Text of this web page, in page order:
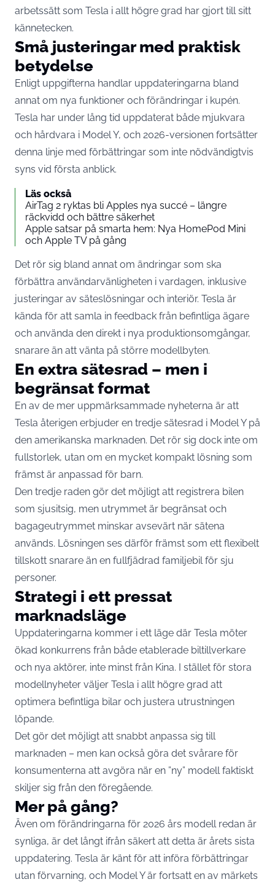
arbetssätt som Tesla i allt högre grad har gjort till sitt
kännetecken.
Små justeringar med praktisk
betydelse
Enligt uppgifterna handlar uppdateringarna bland
annat om nya funktioner och förändringar i kupén.
Tesla har under lång tid uppdaterat både mjukvara
och hårdvara i Model Y, och 2026-versionen fortsätter
denna linje med förbättringar som inte nödvändigtvis
syns vid första anblick.
Läs också
AirTag 2 ryktas bli Apples nya succé – längre
räckvidd och bättre säkerhet
Apple satsar på smarta hem: Nya HomePod Mini
och Apple TV på gång
Det rör sig bland annat om ändringar som ska
förbättra användarvänligheten i vardagen, inklusive
justeringar av säteslösningar och interiör. Tesla är
kända för att samla in feedback från befintliga ägare
och använda den direkt i nya produktionsomgångar,
snarare än att vänta på större modellbyten.
En extra sätesrad – men i
begränsat format
En av de mer uppmärksammade nyheterna är att
Tesla återigen erbjuder en tredje sätesrad i Model Y på
den amerikanska marknaden. Det rör sig dock inte om
fullstorlek, utan om en mycket kompakt lösning som
främst är anpassad för barn.
Den tredje raden gör det möjligt att registrera bilen
som sjusitsig, men utrymmet är begränsat och
bagageutrymmet minskar avsevärt när sätena
används. Lösningen ses därför främst som ett flexibelt
tillskott snarare än en fullfjädrad familjebil för sju
personer.
Strategi i ett pressat
marknadsläge
Uppdateringarna kommer i ett läge där Tesla möter
ökad konkurrens från både etablerade biltillverkare
och nya aktörer, inte minst från Kina. I stället för stora
modellnyheter väljer Tesla i allt högre grad att
optimera befintliga bilar och justera utrustningen
löpande.
Det gör det möjligt att snabbt anpassa sig till
marknaden – men kan också göra det svårare för
konsumenterna att avgöra när en ”ny” modell faktiskt
skiljer sig från den föregående.
Mer på gång?
Även om förändringarna för 2026 års modell redan är
synliga, är det långt ifrån säkert att detta är årets sista
uppdatering. Tesla är känt för att införa förbättringar
utan förvarning, och Model Y är fortsatt en av märkets